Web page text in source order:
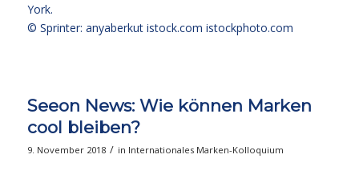
York.
© Sprinter: anyaberkut istock.com istockphoto.com
Seeon News: Wie können Marken
cool bleiben?
9. November 2018 / in Internationales Marken-Kolloquium